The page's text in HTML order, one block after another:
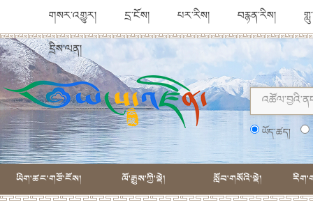
གསར་འགྱུར། དྲ་ངོས། པར་རིས། བརྙན་རིས།
དྲིས་ལན།
ཡོད་ཚད།
ཡིག་ཚང་གཙོ་ངོས། ལོ་རྒྱུས་ཀྱི་སྡེ། སློབ་གསོའི་སྡེ།